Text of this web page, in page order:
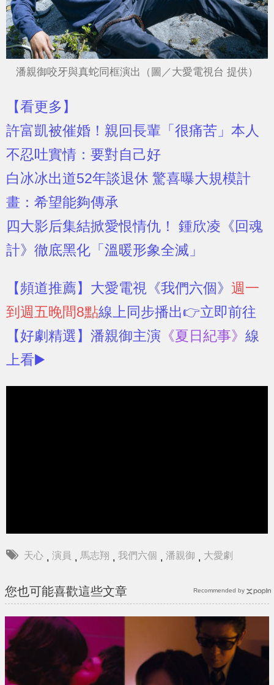
潘親御咬牙與真蛇同框演出（圖／大愛電視台 提供）
【看更多】
許富凱被催婚！親回長輩「很痛苦」本人
不忍吐實情：要對自己好
白冰冰出道52年談退休 驚喜曝大規模計
畫：希望能夠傳承
四大影后集結掀愛恨情仇！ 鍾欣凌《回魂
計》徹底黑化「溫暖形象全滅」
【頻道推薦】 大愛電視《我們六個》 週一
到週五晚間8點線上同步播出👉立即前往
【好劇精選】 潘親御主演 《夏日紀事》 線
上看▶️
天心 演員 馬志翔 我們六個 潘親御 大愛劇
您也可能喜歡這些文章 Recommended by